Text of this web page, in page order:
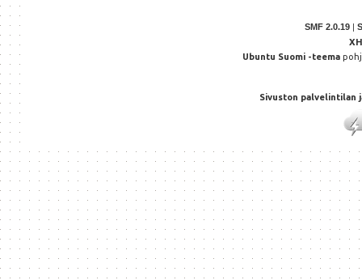
SMF 2.0.19 |
Ubuntu Suomi -teema
Sivuston palvelintilan